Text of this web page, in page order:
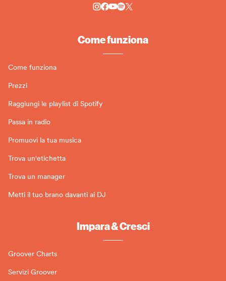
Come funziona
Come funziona
Prezzi
Raggiungi le playlist di Spotify
Passa in radio
Promuovi la tua musica
Trova un'etichetta
Trova un manager
Metti il tuo brano davanti ai DJ
Impara & Cresci
Groover Charts
Servizi Groover